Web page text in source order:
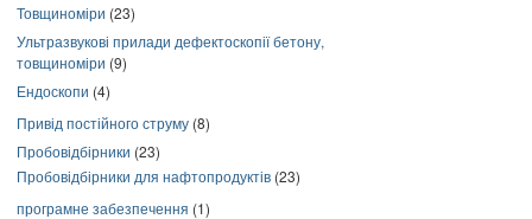
Товщиноміри (23)
Ультразвукові прилади дефектоскопії бетону,
товщиноміри (9)
Ендоскопи (4)
Привід постійного струму (8)
Пробовідбірники (23)
Пробовідбірники для нафтопродуктів (23)
програмне забезпечення (1)